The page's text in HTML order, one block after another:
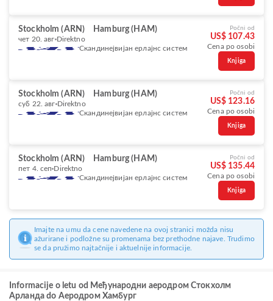
Stockholm (ARN) Hamburg (HAM)
чет 20. авг Direktno
Скандинејвијан ерлајнс систем
Počni od
US$ 107.43
Cena po osobi
Knjiga
Stockholm (ARN) Hamburg (HAM)
суб 22. авг Direktno
Скандинејвијан ерлајнс систем
Počni od
US$ 123.16
Cena po osobi
Knjiga
Stockholm (ARN) Hamburg (HAM)
пет 4. сеп Direktno
Скандинејвијан ерлајнс систем
Počni od
US$ 135.44
Cena po osobi
Knjiga
Imajte na umu da cene navedene na ovoj stranici možda nisu
ažurirane i podložne su promenama bez prethodne najave. Trudimo
se da pružimo najtačnije i aktuelnije informacije.
Informacije o letu od Међународни аеродром Стокхолм
Арланда do Аеродром Хамбург